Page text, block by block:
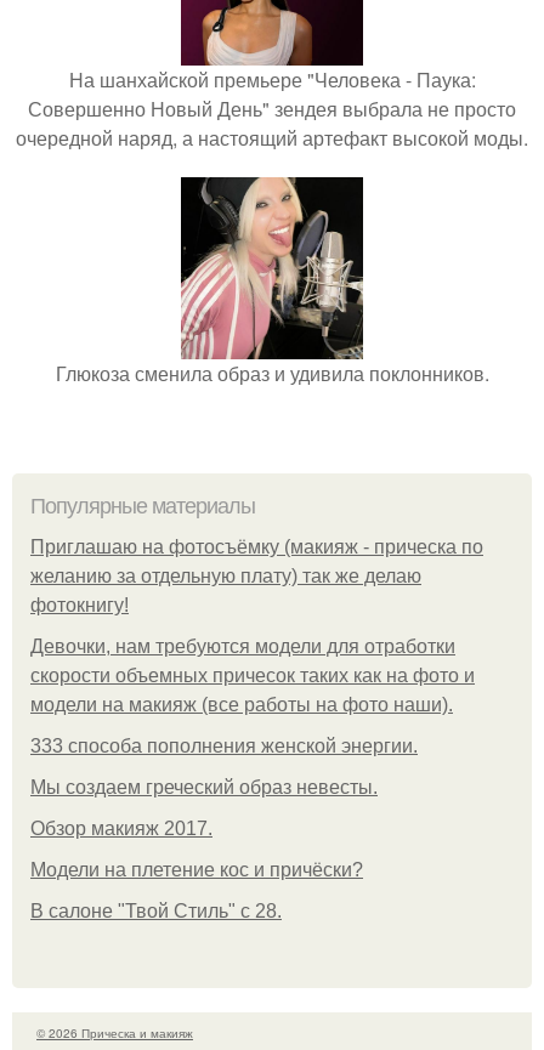
На шанхайской премьере "Человека - Паука:
Совершенно Новый День" зендея выбрала не просто
очередной наряд, а настоящий артефакт высокой моды.
Глюкоза сменила образ и удивила поклонников.
Популярные материалы
Приглашаю на фотосъёмку (макияж - прическа по
желанию за отдельную плату) так же делаю
фотокнигу!
Девочки, нам требуются модели для отработки
скорости объемных причесок таких как на фото и
модели на макияж (все работы на фото наши).
333 способа пополнения женской энергии.
Мы создаем греческий образ невесты.
Обзор макияж 2017.
Модели на плетение кос и причёски?
В салоне "Твой Стиль" с 28.
© 2026 Прическа и макияж